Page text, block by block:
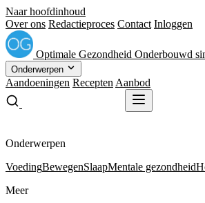
Naar hoofdinhoud
Over ons Redactieproces Contact Inloggen
Optimale Gezondheid Onderbouwd
Onderwerpen
Aandoeningen Recepten Aanbod
Onderwerpen
VoedingBewegenSlaapMentale gezondheid
Meer